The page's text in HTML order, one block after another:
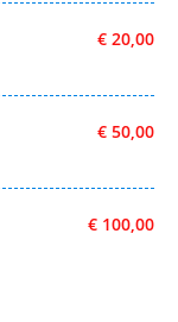
€ 20,00
€ 50,00
€ 100,00